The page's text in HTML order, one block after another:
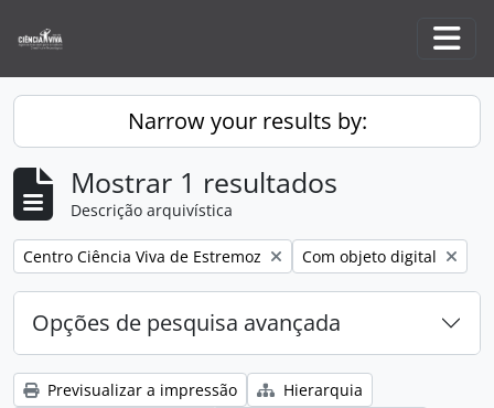
Narrow your results by:
Mostrar 1 resultados
Descrição arquivística
Remove filter:
Centro Ciência Viva de Estremoz Remove filter:
Com objeto digital
Opções de pesquisa avançada
Previsualizar a impressão
Hierarquia